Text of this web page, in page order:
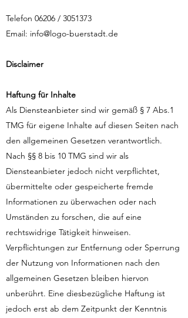
Telefon 06206 / 3051373
Email: info@logo-buerstadt.de
Disclaimer
Haftung für Inhalte
Als Diensteanbieter sind wir gemäß § 7 Abs.1
TMG für eigene Inhalte auf diesen Seiten nach
den allgemeinen Gesetzen verantwortlich.
Nach §§ 8 bis 10 TMG sind wir als
Diensteanbieter jedoch nicht verpflichtet,
übermittelte oder gespeicherte fremde
Informationen zu überwachen oder nach
Umständen zu forschen, die auf eine
rechtswidrige Tätigkeit hinweisen.
Verpflichtungen zur Entfernung oder Sperrung
der Nutzung von Informationen nach den
allgemeinen Gesetzen bleiben hiervon
unberührt. Eine diesbezügliche Haftung ist
jedoch erst ab dem Zeitpunkt der Kenntnis